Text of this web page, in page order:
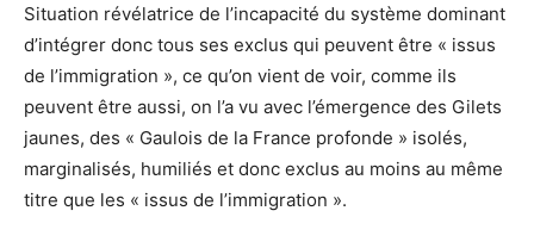
Situation révélatrice de l’incapacité du système dominant
d’intégrer donc tous ses exclus qui peuvent être « issus
de l’immigration », ce qu’on vient de voir, comme ils
peuvent être aussi, on l’a vu avec l’émergence des Gilets
jaunes, des « Gaulois de la France profonde » isolés,
marginalisés, humiliés et donc exclus au moins au même
titre que les « issus de l’immigration ».